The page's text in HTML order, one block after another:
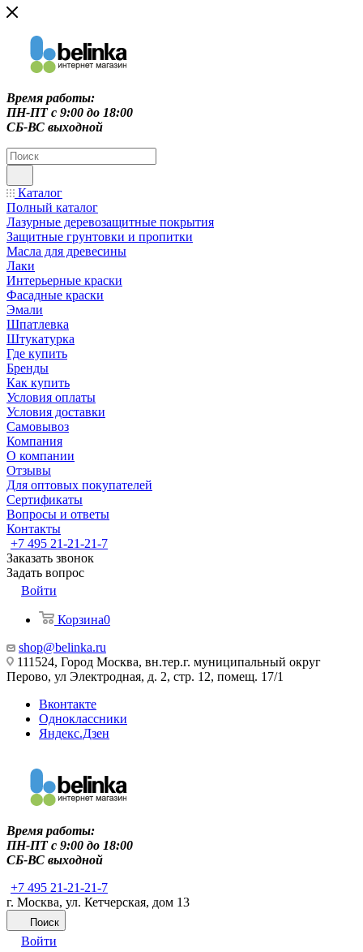
Время работы:
ПН-ПТ c 9:00 до 18:00
СБ-ВС выходной
Каталог
Полный каталог
Лазурные деревозащитные покрытия
Защитные грунтовки и пропитки
Масла для древесины
Лаки
Интерьерные краски
Фасадные краски
Эмали
Шпатлевка
Штукатурка
Где купить
Бренды
Как купить
Условия оплаты
Условия доставки
Самовывоз
Компания
О компании
Отзывы
Для оптовых покупателей
Сертификаты
Вопросы и ответы
Контакты
+7 495 21-21-21-7
Заказать звонок
Задать вопрос
Войти
Корзина0
shop@belinka.ru
111524, Город Москва, вн.тер.г. муниципальный округ
Перово, ул Электродная, д. 2, стр. 12, помещ. 17/1
Вконтакте
Одноклассники
Яндекс.Дзен
Время работы:
ПН-ПТ c 9:00 до 18:00
СБ-ВС выходной
+7 495 21-21-21-7
г. Москва, ул. Кетчерская, дом 13
Поиск
Войти